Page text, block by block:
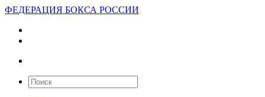
ФЕДЕРАЦИЯ БОКСА РОССИИ